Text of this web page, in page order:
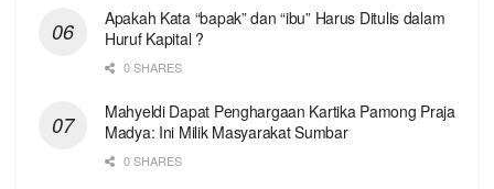
Apakah Kata “bapak” dan “ibu” Harus Ditulis dalam
Huruf Kapital ?
0 SHARES
Mahyeldi Dapat Penghargaan Kartika Pamong Praja
Madya: Ini Milik Masyarakat Sumbar
0 SHARES